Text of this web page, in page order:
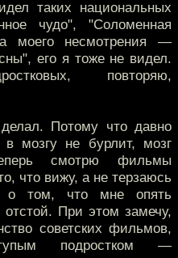
таких национальных
чудо", "Соломенная
моего несмотрения —
его я тоже не видел.
повторяю,
Потому что давно
мозгу не бурлит, мозг
смотрю фильмы
что вижу, а не терзаюсь
о том, что мне опять
отстой. При этом замечу,
советских фильмов,
подростком —